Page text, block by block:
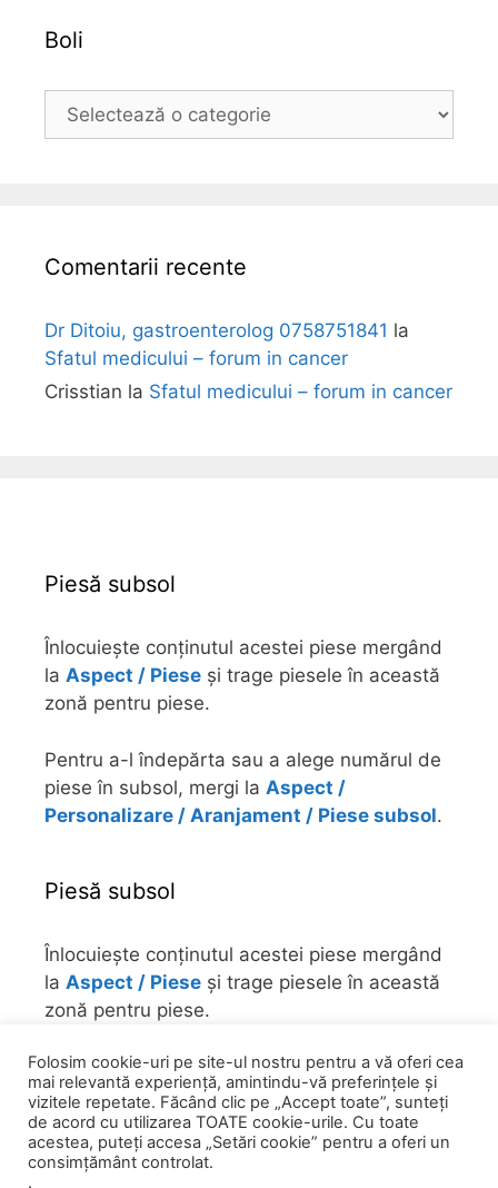
Boli
Comentarii recente
Dr Ditoiu, gastroenterolog 0758751841 la
Sfatul medicului – forum in cancer
Crisstian la Sfatul medicului – forum in cancer
Piesă subsol
Înlocuiește conținutul acestei piese mergând
la Aspect / Piese și trage piesele în această
zonă pentru piese.
Pentru a-l îndepărta sau a alege numărul de
piese în subsol, mergi la Aspect /
Personalizare / Aranjament / Piese subsol.
Piesă subsol
Înlocuiește conținutul acestei piese mergând
la Aspect / Piese și trage piesele în această
zonă pentru piese.
Pentru a-l îndepărta sau a alege numărul de
piese în subsol, mergi laAspect /
Personalizare / Aranjament / Piese subsol
Folosim cookie-uri pe site-ul nostru pentru a vă oferi cea
mai relevantă experiență, amintindu-vă preferințele și
vizitele repetate. Făcând clic pe „Accept toate”, sunteți
de acord cu utilizarea TOATE cookie-urile. Cu toate
acestea, puteți accesa „Setări cookie” pentru a oferi un
consimțământ controlat.
.